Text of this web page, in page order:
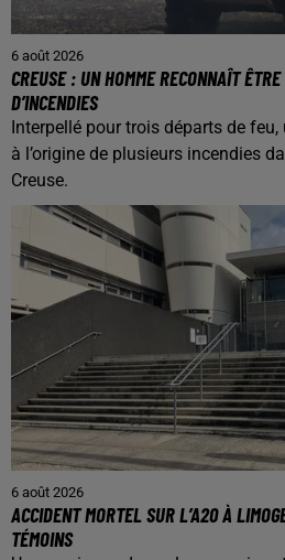
6 août 2026
CREUSE : UN HOMME RECONNAÎT
D’INCENDIES
Interpellé pour trois départs de
à l’origine de plusieurs incendies
Creuse.
6 août 2026
ACCIDENT MORTEL SUR L’A20 À
TÉMOINS